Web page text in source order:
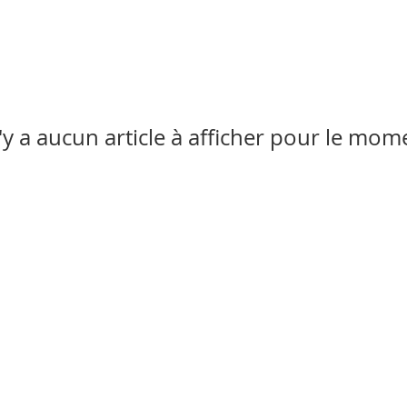
a aucun article à afficher pour le